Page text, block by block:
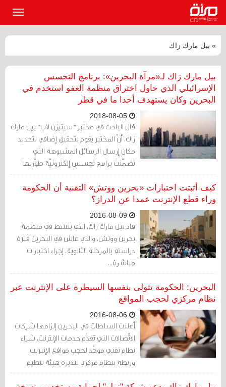
» بيل مارك زاك
بيل مارك زاك لـ«مرآة البحرين»: برنامج التجسس
الإسرائيلي الذي حاول اختراق منظمة العفو استخدم في
البحرين وكان يستهدف أحدا ما في قطر
قال الباحث في مختبر "سيتيزن لاب" بيل مارك
زاك، أنّ المختبر يقوم بتحقيق إضافي لتحديد
مكان إرسال الرسائل المشبوهة التي
تضمّنت برامج تجسس إلكترونيّة طوّرتها
شركة "إن إس أو" الإسرائيليّة (NSO
Group).
كيف أثبتت اختبارات «بحرين ووتش» التقنية أن الحكومة
وراء قطع الإنترنت عمدا عن الدراز؟
قاد بيل مارك زاك، الذي ينشط في منظمة
بحرين ووتش، والذي عاش في البحرين فترة
دراسته بالمرحلة الثانوية، إجراء اختبارات
مباشرة...
البحرين: الحكومة تتولى بنفسها السيطرة على الإنترنت عبر
نظام مركزي لحجب المواقع
أعلنت السلطات في البحرين إلزامها شركات
الاتّصالات التي تقدّم خدمات الإنترنت، شراء
نظام تقني موحّد لحجب مواقع الإنترنت،
وربطه بنظام مركزي لتديره هيئة تنظيم
الاتصالات...